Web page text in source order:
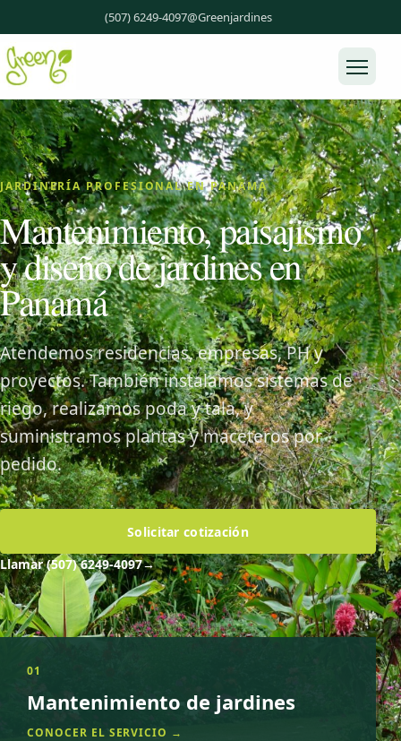
(507) 6249-4097@Greenjardines
menú
JARDINERÍA PROFESIONAL EN PANAMÁ
Mantenimiento, paisajismo
y diseño de jardines en
Panamá
Atendemos residencias, empresas, PH y
proyectos. También instalamos sistemas de
riego, realizamos poda y tala, y
suministramos plantas y maceteros por
pedido.
Solicitar cotización
Llamar (507) 6249-4097→
01
Mantenimiento de jardines
CONOCER EL SERVICIO →